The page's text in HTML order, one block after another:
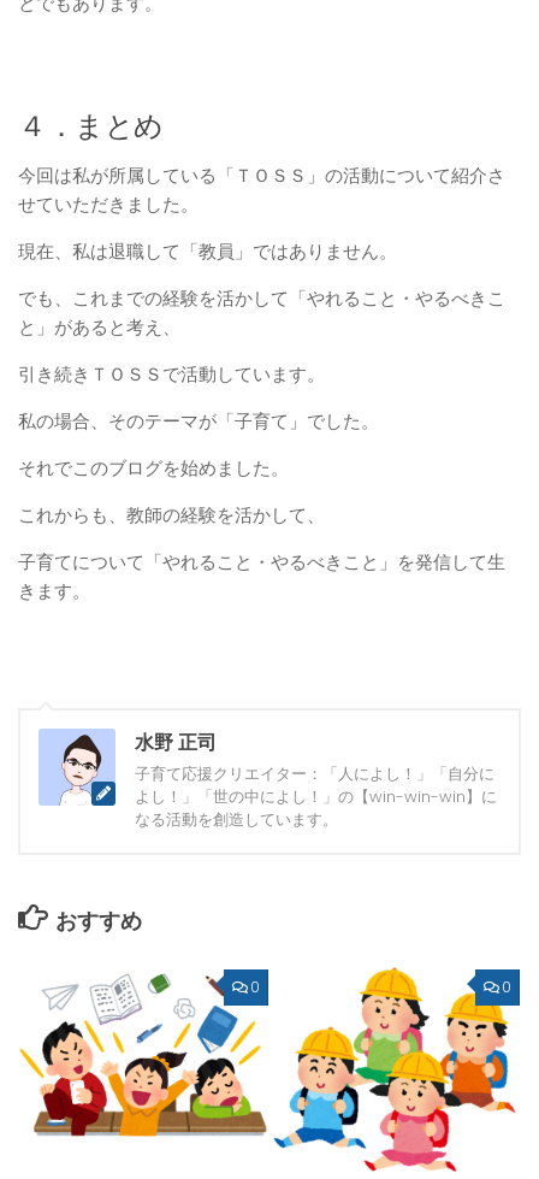
４．まとめ
今回は私が所属している「ＴＯＳＳ」の活動について紹介さ
せていただきました。
現在、私は退職して「教員」ではありません。
でも、これまでの経験を活かして「やれること・やるべきこ
と」があると考え、
引き続きＴＯＳＳで活動しています。
私の場合、そのテーマが「子育て」でした。
それでこのブログを始めました。
これからも、教師の経験を活かして、
子育てについて「やれること・やるべきこと」を発信して生
きます。
水野 正司
子育て応援クリエイター：「人によし！」「自分に
よし！」「世の中によし！」の【win-win-win】に
なる活動を創造しています。
おすすめ
0 0